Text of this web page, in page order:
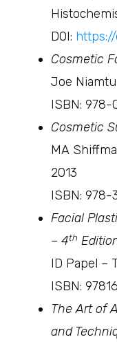
DOI: https://
Cosmetic
Joe
ISBN:
Cosmetic
MA
2013
ISBN:
Facial
– 4th
ID Papel –
ISBN:
The Art of
and